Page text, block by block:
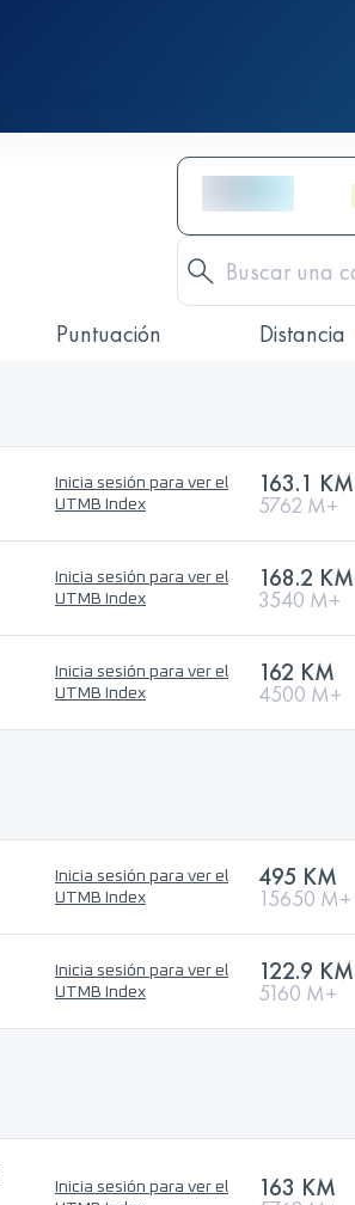
Puntuación Distancia
Inicia sesión para ver el
UTMB Index
163.1 KM
5762 M+
Inicia sesión para ver el
UTMB Index
168.2 KM
3540 M+
Inicia sesión para ver el
UTMB Index
162 KM
4500 M+
Inicia sesión para ver el
UTMB Index
495 KM
15650 M+
Inicia sesión para ver el
UTMB Index
122.9 KM
5160 M+
Inicia sesión para ver el
163 KM